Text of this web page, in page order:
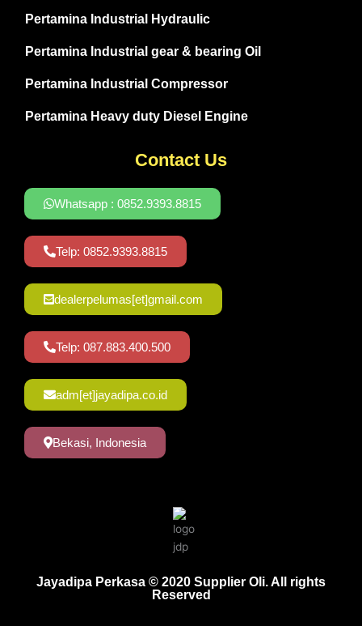
Pertamina Industrial Hydraulic
Pertamina Industrial gear & bearing Oil
Pertamina Industrial Compressor
Pertamina Heavy duty Diesel Engine
Contact Us
Whatsapp : 0852.9393.8815
Telp: 0852.9393.8815
dealerpelumas[et]gmail.com
Telp: 087.883.400.500
adm[et]jayadipa.co.id
Bekasi, Indonesia
Jayadipa Perkasa © 2020 Supplier Oli. All rights
Reserved